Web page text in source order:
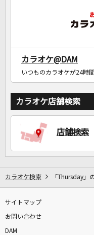
カラオケ@DAM
いつものカラオケが24時
カラオケ店舗検索
店舗検索
カラオケ検索 「Thursday」
サイトマップ
お問い合わせ
DAM